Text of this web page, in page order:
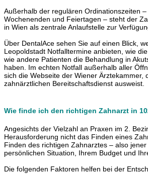
Außerhalb der regulären Ordinationszeiten –
Wochenenden und Feiertagen – steht der
in Wien als zentrale Anlaufstelle zur
Über DentalAce sehen Sie auf einen Blick,
Leopoldstadt Notfalltermine anbieten, wie
wie andere Patienten die Behandlung in
haben. Im echten Notfall außerhalb aller
sich die Webseite der Wiener Ärztekammer,
zahnärztlichen Bereitschaftsdienst ausweist.
Wie finde ich den richtigen Zahnarzt in
Angesichts der Vielzahl an Praxen im 2.
Herausforderung nicht das Finden eines
Finden des richtigen Zahnarztes – also
persönlichen Situation, Ihrem Budget und
Die folgenden Faktoren helfen bei der